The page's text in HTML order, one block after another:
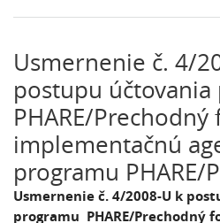
Usmernenie č. 4/
postupu účtovania
PHARE/Prechodný
implementačnú
programu PHARE/
Usmernenie č. 4/2008-U k
programu PHARE/Prechodný